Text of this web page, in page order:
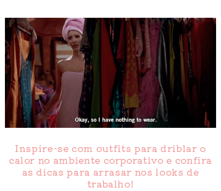
Inspire-se com outfits para driblar o
calor no ambiente corporativo e confira
as dicas para arrasar nos looks de
trabalho!